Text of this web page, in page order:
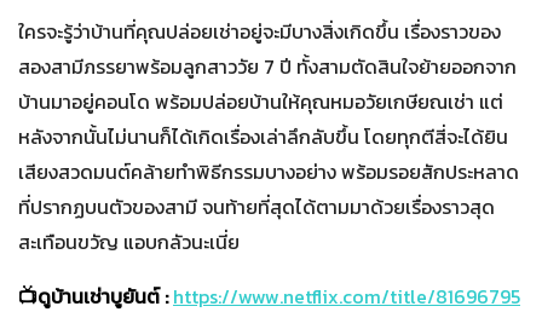
ใครจะรู้ว่าบ้านที่คุณปล่อยเช่าอยู่จะมีบางสิ่งเกิดขึ้น เรื่องราวของ
สองสามีภรรยาพร้อมลูกสาววัย 7 ปี ทั้งสามตัดสินใจย้ายออกจาก
บ้านมาอยู่คอนโด พร้อมปล่อยบ้านให้คุณหมอวัยเกษียณเช่า แต่
หลังจากนั้นไม่นานก็ได้เกิดเรื่องเล่าลึกลับขึ้น โดยทุกตีสี่จะได้ยิน
เสียงสวดมนต์คล้ายทำพิธีกรรมบางอย่าง พร้อมรอยสักประหลาด
ที่ปรากฏบนตัวของสามี จนท้ายที่สุดได้ตามมาด้วยเรื่องราวสุด
สะเทือนขวัญ แอบกลัวนะเนี่ย
📺ดูบ้านเช่าบูยันต์ :https://www.netflix.com/title/81696795